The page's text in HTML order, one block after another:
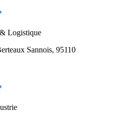
Logistique
Sannois, 95110